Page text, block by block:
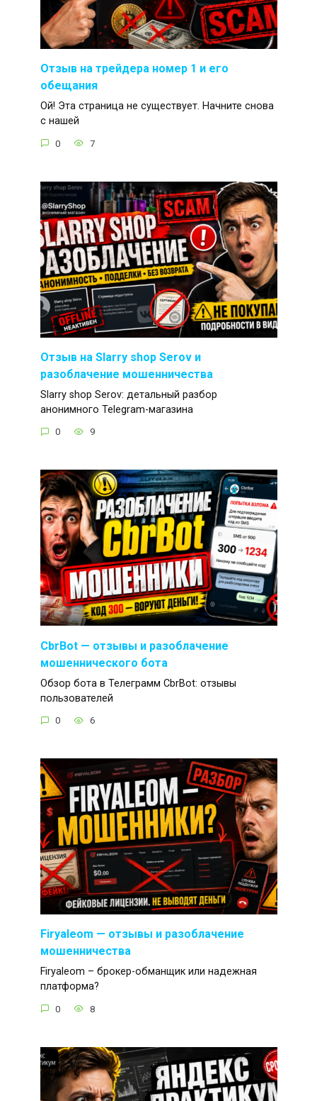
Отзыв на трейдера номер 1 и его
обещания
Ой! Эта страница не существует. Начните снова
с нашей
0 7
Отзыв на Slarry shop Serov и
разоблачение мошенничества
Slarry shop Serov: детальный разбор
анонимного Telegram-магазина
0 9
CbrBot — отзывы и разоблачение
мошеннического бота
Обзор бота в Телеграмм CbrBot: отзывы
пользователей
0 6
Firyaleom — отзывы и разоблачение
мошенничества
Firyaleom – брокер-обманщик или надежная
платформа?
0 8